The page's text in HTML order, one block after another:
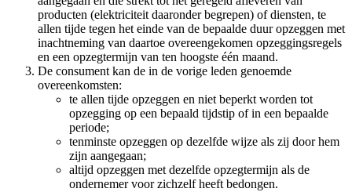
producten (elektriciteit daaronder begrepen) of diensten, te
allen tijde tegen het einde van de bepaalde duur opzeggen met
inachtneming van daartoe overeengekomen opzeggingsregels
en een opzegtermijn van ten hoogste één maand.
De consument kan de in de vorige leden genoemde
overeenkomsten:
te allen tijde opzeggen en niet beperkt worden tot
opzegging op een bepaald tijdstip of in een bepaalde
periode;
tenminste opzeggen op dezelfde wijze als zij door hem
zijn aangegaan;
altijd opzeggen met dezelfde opzegtermijn als de
ondernemer voor zichzelf heeft bedongen.